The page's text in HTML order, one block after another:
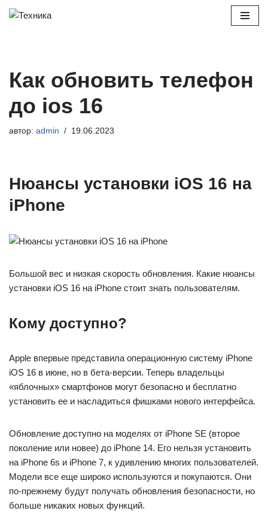
Как обновить телефон
до ios 16
автор: admin 19.06.2023
Нюансы установки iOS 16 на
iPhone
Большой вес и низкая скорость обновления. Какие нюансы
установки iOS 16 на iPhone стоит знать пользователям.
Кому доступно?
Apple впервые представила операционную систему iPhone
iOS 16 в июне, но в бета-версии. Теперь владельцы
«яблочных» смартфонов могут безопасно и бесплатно
установить ее и насладиться фишками нового интерфейса.
Обновление доступно на моделях от iPhone SE (второе
поколение или новее) до iPhone 14. Его нельзя установить
на iPhone 6s и iPhone 7, к удивлению многих пользователей.
Модели все еще широко используются и покупаются. Они
по-прежнему будут получать обновления безопасности, но
больше никаких новых функций.